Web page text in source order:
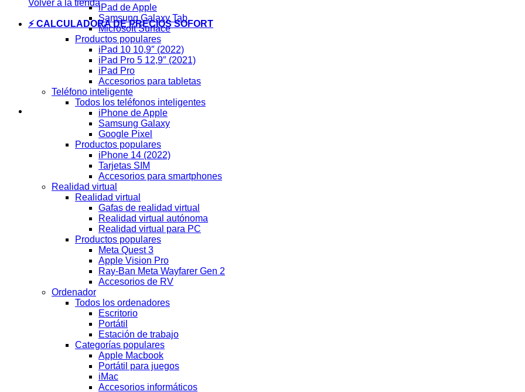
Volver a la tienda
⚡ CALCULADORA DE PRECIOS SOFORT
iPad de Apple
Samsung Galaxy Tab
Microsoft Surface
Productos populares
iPad 10 10,9″ (2022)
iPad Pro 5 12,9″ (2021)
iPad Pro
Accesorios para tabletas
Teléfono inteligente
Todos los teléfonos inteligentes
iPhone de Apple
Samsung Galaxy
Google Pixel
Productos populares
iPhone 14 (2022)
Tarjetas SIM
Accesorios para smartphones
Realidad virtual
Realidad virtual
Gafas de realidad virtual
Realidad virtual autónoma
Realidad virtual para PC
Productos populares
Meta Quest 3
Apple Vision Pro
Ray-Ban Meta Wayfarer Gen 2
Accesorios de RV
Ordenador
Todos los ordenadores
Escritorio
Portátil
Estación de trabajo
Categorías populares
Apple Macbook
Portátil para juegos
iMac
Accesorios informáticos